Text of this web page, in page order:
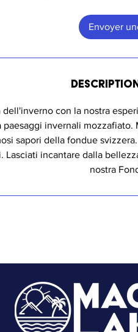
i
Envoyer
dell'inverno con la nostra
paesaggi invernali
sapori della fondue
Lasciati incantare dalla